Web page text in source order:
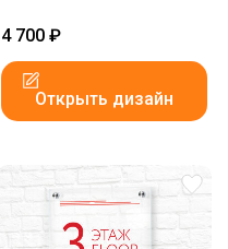
4 700 ₽
Открыть дизайн